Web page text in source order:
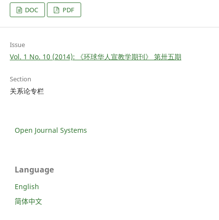
DOC PDF
Issue
Vol. 1 No. 10 (2014): 《环球华人宣教学期刊》 第卅五期
Section
关系论专栏
Open Journal Systems
Language
English
简体中文